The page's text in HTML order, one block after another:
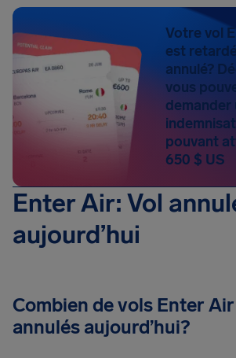
Votre vol
est
annulé?
vous
demander
pouvant
650 $ US
Enter Air: Vol
aujourd’hui
Combien de vols Enter
annulés aujourd’hui?